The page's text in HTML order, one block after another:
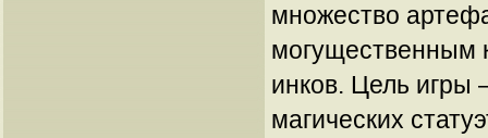
множество
могущественным
инков. Цель игры
магических